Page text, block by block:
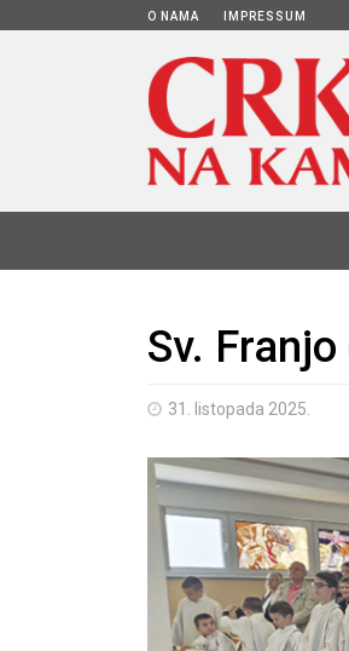
O NAMA IMPRESSUM
Sv.
31. listopada 2025.